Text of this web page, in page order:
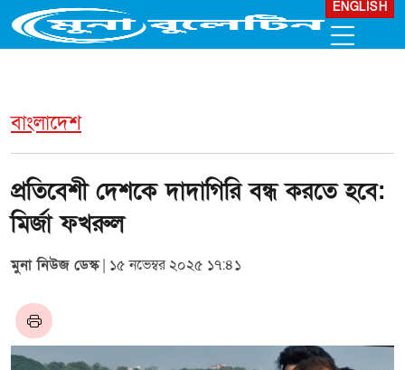
ENGLISH
বাংলাদেশ
প্রতিবেশী দেশকে দাদাগিরি বন্ধ করতে হবে:
মির্জা ফখরুল
মুনা নিউজ ডেস্ক| ১৫ নভেম্বর ২০২৫ ১৭:৪১